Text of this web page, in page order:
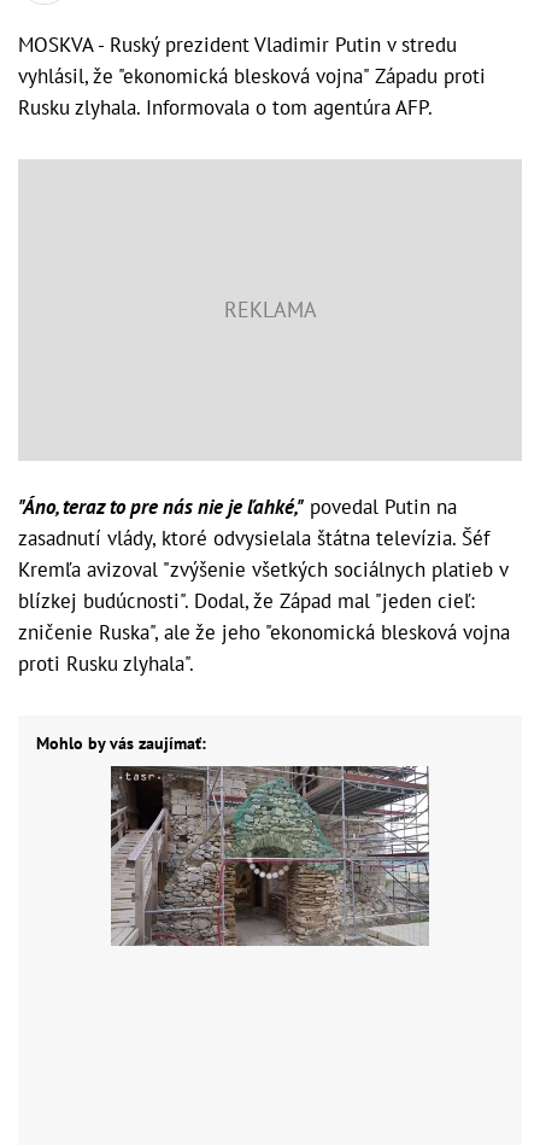
MOSKVA - Ruský prezident Vladimir Putin v stredu
vyhlásil, že "ekonomická blesková vojna" Západu proti
Rusku zlyhala. Informovala o tom agentúra AFP.
"Áno, teraz to pre nás nie je ľahké," povedal Putin na
zasadnutí vlády, ktoré odvysielala štátna televízia. Šéf
Kremľa avizoval "zvýšenie všetkých sociálnych platieb v
blízkej budúcnosti". Dodal, že Západ mal "jeden cieľ:
zničenie Ruska", ale že jeho "ekonomická blesková vojna
proti Rusku zlyhala".
Mohlo by vás zaujímať: